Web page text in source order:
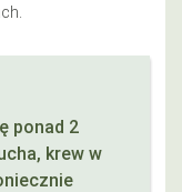
ponad 2
krew w